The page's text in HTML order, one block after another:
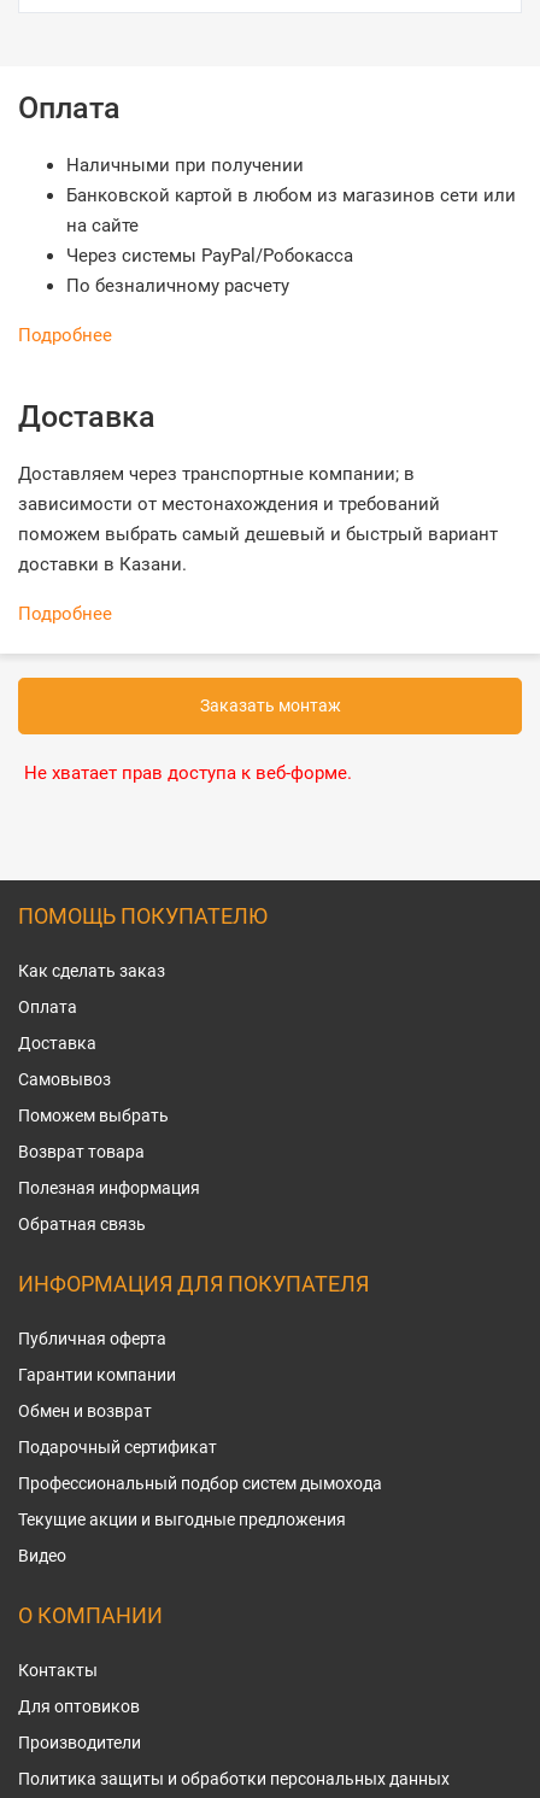
Оплата
Наличными при получении
Банковской картой в любом из магазинов сети или
на сайте
Через системы PayPal/Робокасса
По безналичному расчету
Подробнее
Доставка
Доставляем через транспортные компании; в
зависимости от местонахождения и требований
поможем выбрать самый дешевый и быстрый вариант
доставки в Казани.
Подробнее
Заказать монтаж
Не хватает прав доступа к веб-форме.
ПОМОЩЬ ПОКУПАТЕЛЮ
Как сделать заказ
Оплата
Доставка
Самовывоз
Поможем выбрать
Возврат товара
Полезная информация
Обратная связь
ИНФОРМАЦИЯ ДЛЯ ПОКУПАТЕЛЯ
Публичная оферта
Гарантии компании
Обмен и возврат
Подарочный сертификат
Профессиональный подбор систем дымохода
Текущие акции и выгодные предложения
Видео
О КОМПАНИИ
Контакты
Для оптовиков
Производители
Политика защиты и обработки персональных данных